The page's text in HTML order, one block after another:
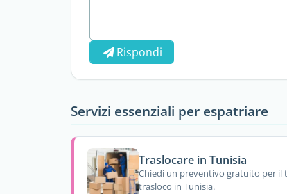
Rispondi
Servizi essenziali per espatriare
Traslocare in Tunisia
Chiedi un preventivo gratuito per il
trasloco in Tunisia.